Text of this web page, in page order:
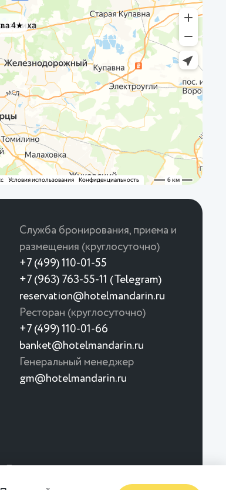
Служба бронирования, приема и
размещения (круглосуточно)
+7 (499) 110-01-55
+7 (963) 763-55-11 (Telegram)
reservation@hotelmandarin.ru
Ресторан (круглосуточно)
+7 (499) 110-01-66
banket@hotelmandarin.ru
Генеральный менеджер
gm@hotelmandarin.ru
Пользовательское